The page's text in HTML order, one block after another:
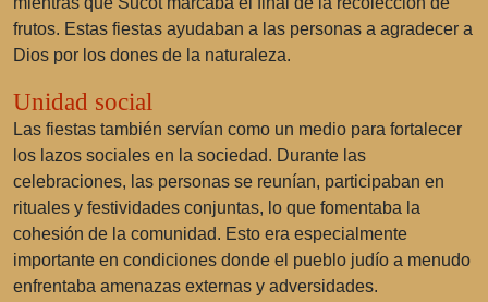
frutos. Estas fiestas ayudaban a las personas a agradecer a
Dios por los dones de la naturaleza.
Unidad social
Las fiestas también servían como un medio para fortalecer
los lazos sociales en la sociedad. Durante las
celebraciones, las personas se reunían, participaban en
rituales y festividades conjuntas, lo que fomentaba la
cohesión de la comunidad. Esto era especialmente
importante en condiciones donde el pueblo judío a menudo
enfrentaba amenazas externas y adversidades.